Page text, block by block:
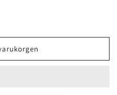
Smaknappar,